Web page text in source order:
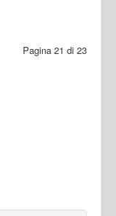
Pagina 21 di 23